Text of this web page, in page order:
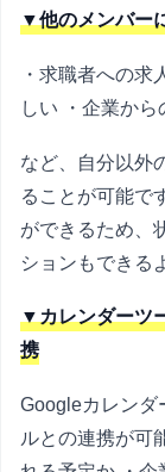
▼他のメンバー
・求職者への求
しい ・企業か
など、自分以外
ることが可能で
ができるため、
ションもできる
▼カレンダーツ
携
Googleカレンダ
ルとの連携が可